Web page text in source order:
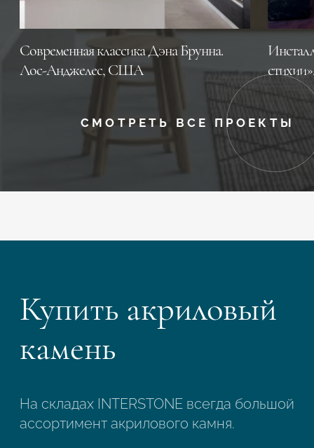
Современная классика Дэна Брунна.
Лос-Анджелес, CША
СМОТРЕТЬ ВСЕ ПРОЕКТЫ
Купить акриловый
камень
На складах INTERSTONE всегда большой
ассортимент акрилового камня.